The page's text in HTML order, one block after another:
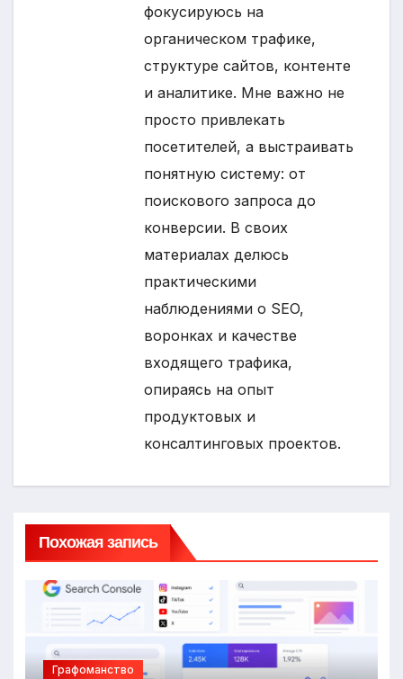
фокусируюсь на
органическом трафике,
структуре сайтов, контенте
и аналитике. Мне важно не
просто привлекать
посетителей, а выстраивать
понятную систему: от
поискового запроса до
конверсии. В своих
материалах делюсь
практическими
наблюдениями о SEO,
воронках и качестве
входящего трафика,
опираясь на опыт
продуктовых и
консалтинговых проектов.
Похожая запись
Графоманство